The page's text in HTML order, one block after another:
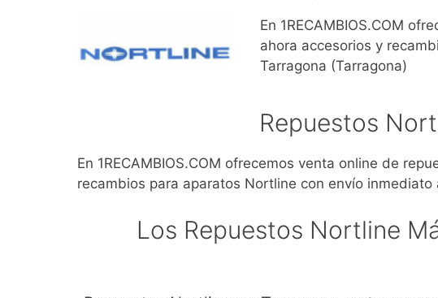
En 1RECAMBIOS.COM
ahora accesorios y
Tarragona (Tarragona)
Repuestos
En 1RECAMBIOS.COM ofrecemos venta online de
recambios para aparatos Nortline con envío inmediato
Los Repuestos Nortline